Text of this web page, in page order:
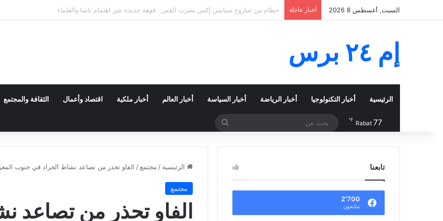
السبت, أغسطس 8 2026 أخبار عاجلة أوغندا تودع قائد SC Villa بالدموع.. نجم واعد قُتل قبل أن يصل إلى عيد ميلاد ابنه
إم ٢٤ برس
الرئيسية أخبار التكنولوجيا أخبار الرياضة أخبار السياسة أخبار العالم أخبار ملكية اقتصاد وأعمال الثقافة والمجتمع
Rabat 77
℉
بحث
الرئيسية / مجتمع / الفاو تحذر من تصاعد نشاط الجراد في جنوب
مجتمع
الفاو تحذر من تصاعد
تابعنا
2٬700
متابعون